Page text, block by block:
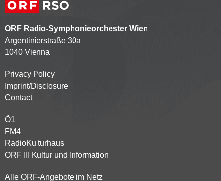
ORF Radio-Symphonieorchester Wien
Argentinierstraße 30a
1040 Vienna
Kontaktmenü
Privacy Policy
Imprint/Disclosure
Contact
Partnersender
Ö1
FM4
RadioKulturhaus
ORF III Kultur und Information
Alle ORF-Angebote im Netz